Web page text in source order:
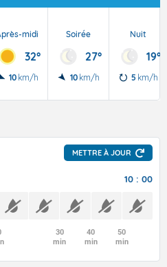
midi
32°
10 km/h
Soirée
27°
10 km/h
Nuit
19°
5 km/h
METTRE À JOUR
10 : 00
30
min
40
min
50
min